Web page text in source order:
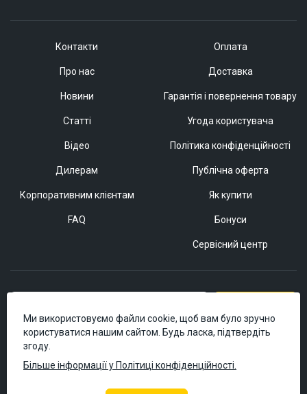
Контакти
Про нас
Новини
Статті
Відео
Дилерам
Корпоративним клієнтам
FAQ
Оплата
Доставка
Гарантія і повернення товару
Угода користувача
Політика конфіденційності
Публічна оферта
Як купити
Бонуси
Сервісний центр
Ми використовуємо файли cookie, щоб вам було зручно
користуватися нашим сайтом. Будь ласка, підтвердіть
згоду.
Більше інформації у Політиці конфіденційності.